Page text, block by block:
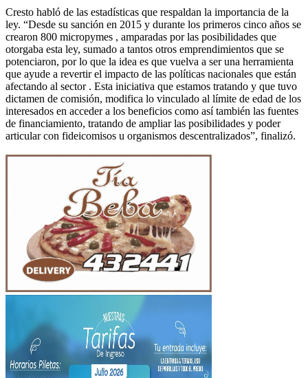
Cresto habló de las estadísticas que respaldan la importancia de la
ley. “Desde su sanción en 2015 y durante los primeros cinco años se
crearon 800 micropymes , amparadas por las posibilidades que
otorgaba esta ley, sumado a tantos otros emprendimientos que se
potenciaron, por lo que la idea es que vuelva a ser una herramienta
que ayude a revertir el impacto de las políticas nacionales que están
afectando al sector . Esta iniciativa que estamos tratando y que tuvo
dictamen de comisión, modifica lo vinculado al límite de edad de los
interesados en acceder a los beneficios como así también las fuentes
de financiamiento, tratando de ampliar las posibilidades y poder
articular con fideicomisos u organismos descentralizados”, finalizó.